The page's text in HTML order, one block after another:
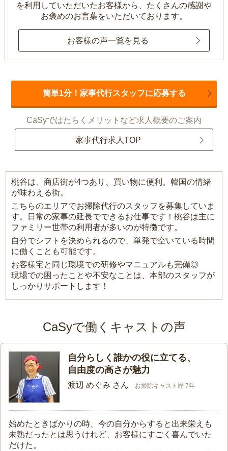
を利用していただいたお客様から、 たくさんの感謝や
お褒めのお言葉をいただいております。
お客様の声一覧を見る
簡単1分！家事代行スタッフに応募する
CaSyではたらくメリットなど求人概要のご案内
家事代行求人TOP
桃谷は、商店街が4つあり、買い物に便利。韓国の情緒
が味わえる街。
こちらのエリアでお掃除代行のスタッフを募集していま
す。日常の家事の延長でできるお仕事です！桃谷は主に
ファミリー世帯の利用者が多いのが特徴です。
自分でシフトを決められるので、単発で空いている時間
に働くことも可能です。
お客様宅と同じ環境での研修やマニュアルも完備◎
現場での困ったことや不安なことは、本部のスタッフが
しっかりサポートします！
CaSyで働くキャストの声
自分らしく誰かの役に立てる、
自由度の高さが魅力
渡辺 めぐみ さん お掃除キャスト歴 7年
始めたときばかりの時、今の自分からすると出来栄えも
未熟だったとは思うけれど、お客様にすごく喜んでいた
だけた。